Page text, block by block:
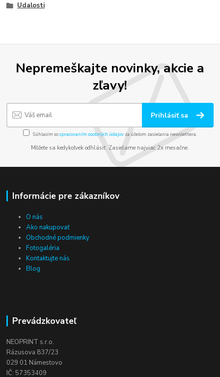
Udalosti
Nepremeškajte novinky, akcie a
zľavy!
Prihlásiť sa
Súhlasím sospracovaním osobných údajov za účelom zasielania newslettera.
Môžete sa kedykoľvek odhlásiť. Zasielame najviac 2x mesačne.
Informácie pre zákazníkov
O nás
Ako nakupovať
Obchodné podmienky
Fotogaléria
Kontaktujte nás
Blog
Prevádzkovateľ
NEOPRINT s.r.o.
Rázusova 837/23
029 01 Námestovo
IČ: 57353409